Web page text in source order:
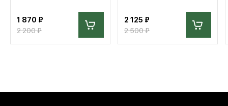
1 870 ₽
2 200 ₽
2 125 ₽
2 500 ₽